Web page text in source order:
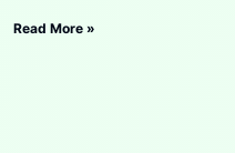
Read More »